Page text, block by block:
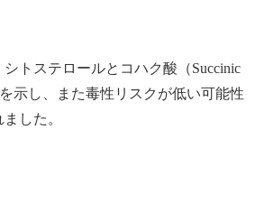
トステロールとコハク酸（Succinic
示し、また毒性リスクが低い可能性
した。